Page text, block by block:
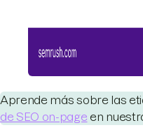
Aprende más sobre las
de SEO on-page en